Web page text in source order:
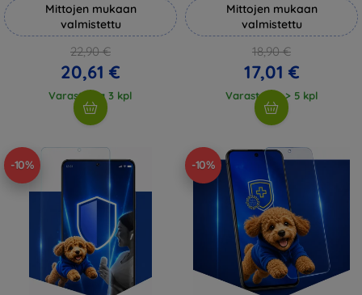
Mittojen mukaan
valmistettu
22,90 €
20,61 €
Varastossa 3 kpl
Mittojen mukaan
valmistettu
18,90 €
17,01 €
Varastossa > 5 kpl
-10% -10%